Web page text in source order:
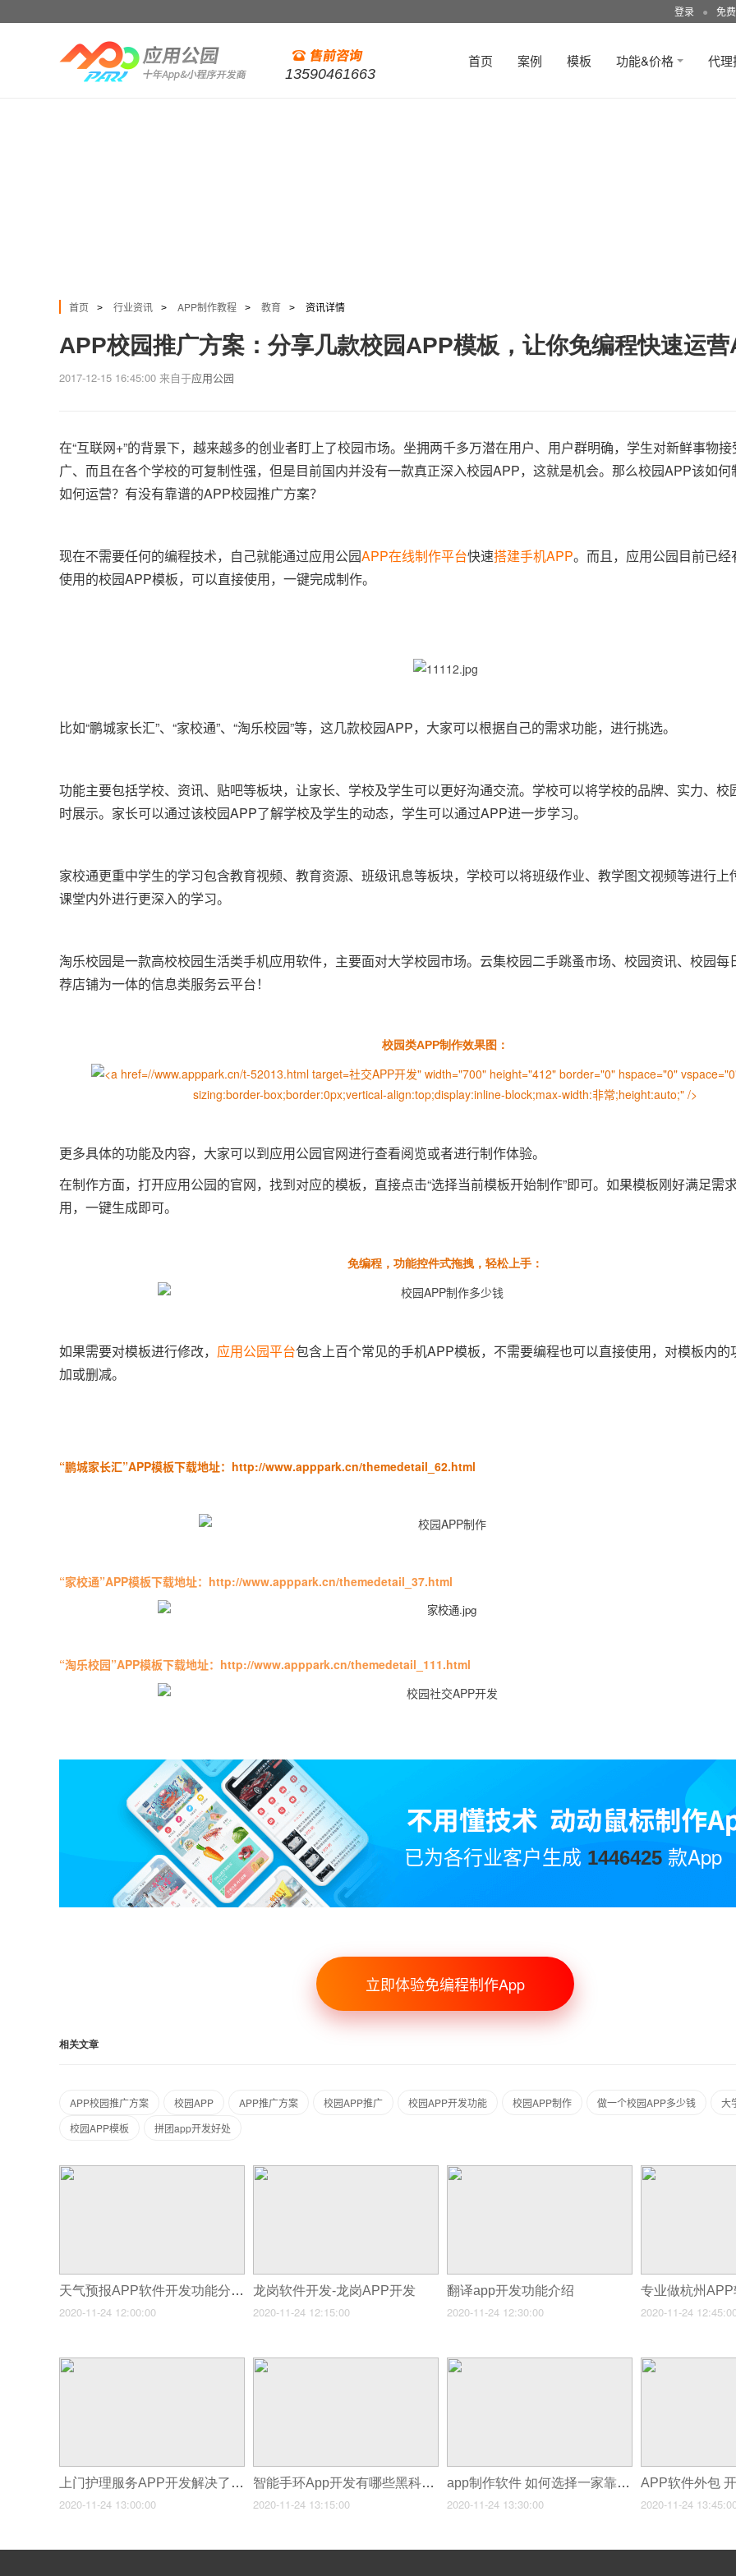
登录 ● 免
13590461663
首页 案例 模板 功能&价格 代理
首页 > 行业资讯 > APP制作教程 > 教育 > 资讯详情
APP校园推广方案：分享几款校园APP模板，让你免编程快速运
2017-12-15 16:45:00 来自于应用公园
在“互联网+”的背景下，越来越多的创业者盯上了校园市场。坐拥两千多万潜在用户、用户群明确，学生对新鲜事物
广、而且在各个学校的可复制性强，但是目前国内并没有一款真正深入校园APP，这就是机会。那么校园APP该如
如何运营？有没有靠谱的APP校园推广方案？
现在不需要任何的编程技术，自己就能通过应用公园APP在线制作平台快速搭建手机APP。而且，应用公园目前已
使用的校园APP模板，可以直接使用，一键完成制作。
比如“鹏城家长汇”、“家校通”、“淘乐校园”等，这几款校园APP，大家可以根据自己的需求功能，进行挑选。
功能主要包括学校、资讯、贴吧等板块，让家长、学校及学生可以更好沟通交流。学校可以将学校的品牌、实力、校
时展示。家长可以通过该校园APP了解学校及学生的动态，学生可以通过APP进一步学习。
家校通更重中学生的学习包含教育视频、教育资源、班级讯息等板块，学校可以将班级作业、教学图文视频等进行上
课堂内外进行更深入的学习。
淘乐校园是一款高校校园生活类手机应用软件，主要面对大学校园市场。云集校园二手跳蚤市场、校园资讯、校园每
荐店铺为一体的信息类服务云平台！
校园类APP制作效果图：
社交APP开发" width="700" height="412" border="0" hspace="0"
sizing:border-box;border:0px;vertical-align:top;display:inline-block;max-width:非常;height:auto;" />
更多具体的功能及内容，大家可以到应用公园官网进行查看阅览或者进行制作体验。
在制作方面，打开应用公园的官网，找到对应的模板，直接点击“选择当前模板开始制作”即可。如果模板刚好满足需
用，一键生成即可。
免编程，功能控件式拖拽，轻松上手：
如果需要对模板进行修改， 应用公园平台包含上百个常见的手机APP模板，不需要编程也可以直接使用，对模板内的
加或删减。
“鹏城家长汇”APP模板下载地址：http://www.apppark.cn/themedetail_62.html
“家校通”APP模板下载地址： http://www.apppark.cn/themedetail_37.html
“淘乐校园”APP模板下载地址： http://www.apppark.cn/themedetail_111.html
已为各行业客户生成 1446425 款App
立即体验免编程制作App
相关文章
APP校园推广方案 校园APP APP推广方案 校园APP推广 校园APP开发功能 校园APP制作 做一个校园APP多少钱
大
校园APP模板
拼团app开发好处
天气预报APP软件开发功能分析，让您掌握天气
2020-11-24 12:00:00
龙岗软件开发-龙岗APP开发
2020-11-24 12:15:00
翻译app开发功能介绍
2020-11-24 12:30:00 2020-11-24
上门护理服务APP开发解决了哪些问题
2020-11-24 13:00:00
智能手环App开发有哪些黑科技你是不知道
2020-11-24 13:15:00
app制作软件 如何选择一家靠谱的app制作公司
2020-11-24 13:30:00 2020-11-24